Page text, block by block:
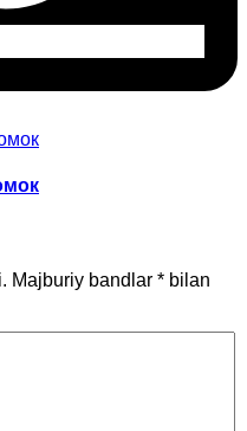
Majburiy bandlar * bilan